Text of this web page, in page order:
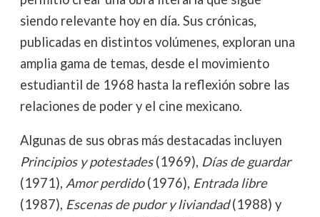
siendo relevante hoy en día. Sus crónicas,
publicadas en distintos volúmenes, exploran una
amplia gama de temas, desde el movimiento
estudiantil de 1968 hasta la reflexión sobre las
relaciones de poder y el cine mexicano.
Algunas de sus obras más destacadas incluyen
Principios y potestades(1969), Días de guardar
(1971), Amor perdido(1976), Entrada libre
(1987), Escenas de pudor y liviandad(1988) y